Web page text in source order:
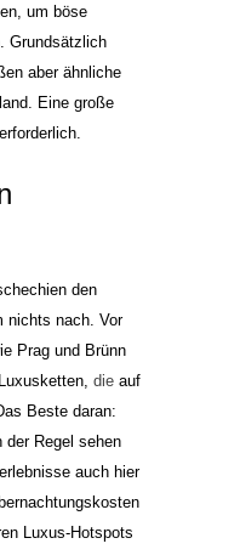
um böse
Grundsätzlich
aber ähnliche
Eine große
den
nichts nach. Vor
Prag und Brünn
die auf
Beste daran:
Regel sehen
auch hier
Luxus-Hotspots